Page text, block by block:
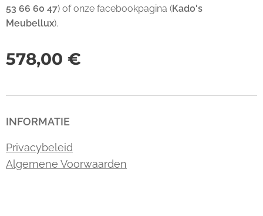
53 66 60 47) of onze facebookpagina (Kado's
Meubellux).
578,00 €
INFORMATIE
Privacybeleid
Algemene Voorwaarden